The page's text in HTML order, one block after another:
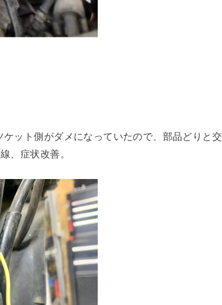
ット側がダメになっていたので、部品どりと交
、症状改善。